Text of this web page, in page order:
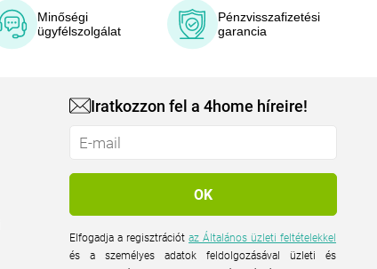
Minőségi
ügyfélszolgálat
Pénzvisszafizetési
garancia
Iratkozzon fel a 4home híreire!
Elfogadja a regisztrációtaz Általános üzleti feltételekkel
és a személyes adatok feldolgozásával üzleti és